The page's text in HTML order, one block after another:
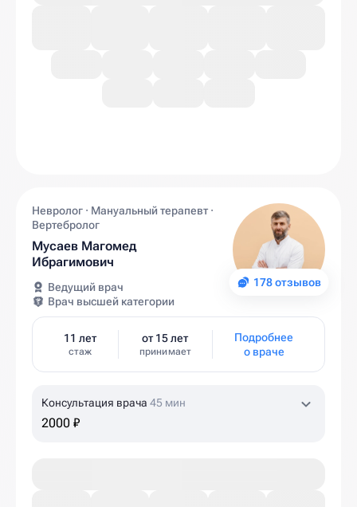
178 отзывов
Невролог · Мануальный терапевт ·
Вертебролог
Мусаев Магомед
Ибрагимович
Ведущий врач
Врач высшей категории
11 лет
стаж
от 15 лет
принимает
Подробнее
о враче
Консультация врача 45 мин
2000 ₽